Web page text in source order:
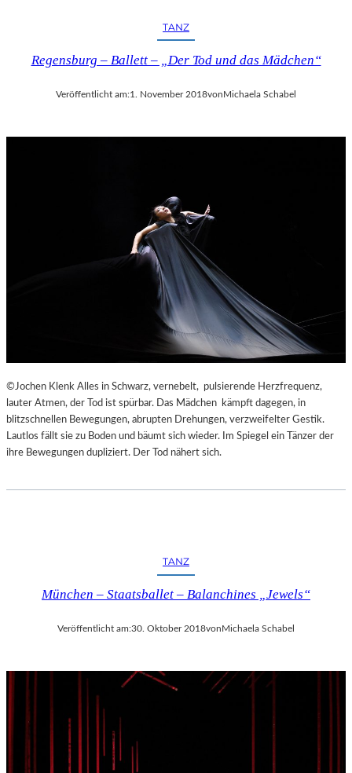
TANZ
Regensburg – Ballett – „Der Tod und das Mädchen“
Veröffentlicht am:1. November 2018vonMichaela Schabel
©Jochen Klenk Alles in Schwarz, vernebelt, pulsierende Herzfrequenz,
lauter Atmen, der Tod ist spürbar. Das Mädchen kämpft dagegen, in
blitzschnellen Bewegungen, abrupten Drehungen, verzweifelter Gestik.
Lautlos fällt sie zu Boden und bäumt sich wieder. Im Spiegel ein Tänzer der
ihre Bewegungen dupliziert. Der Tod nähert sich.
TANZ
München – Staatsballet – Balanchines „Jewels“
Veröffentlicht am:30. Oktober 2018von Michaela Schabel